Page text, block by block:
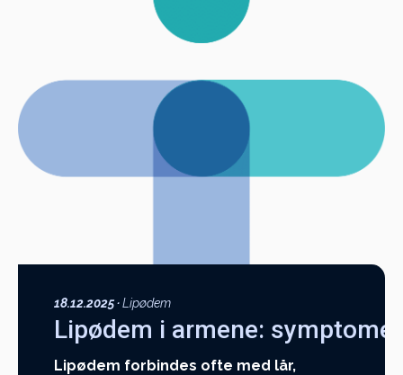
18.12.2025·Lipødem
Lipødem i armene:
Lipødem forbindes ofte med lår,